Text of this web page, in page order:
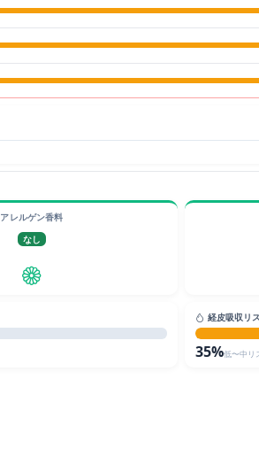
アレルゲン香料
なし
経皮吸収リ
35%低〜中リ